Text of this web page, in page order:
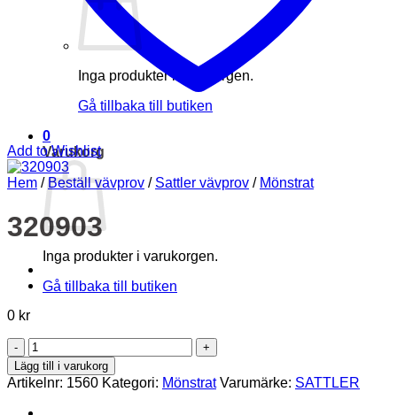
Inga produkter i varukorgen.
Gå tillbaka till butiken
0
Varukorg
Inga produkter i varukorgen.
Gå tillbaka till butiken
Add to Wishlist
Hem / Beställ vävprov / Sattler vävprov / Mönstrat
320903
0 kr
320903
mängd
Lägg till i varukorg
Artikelnr: 1560 Kategori: Mönstrat Varumärke: SATTLER